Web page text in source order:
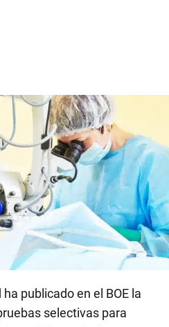
publicado en el BOE la
selectivas para